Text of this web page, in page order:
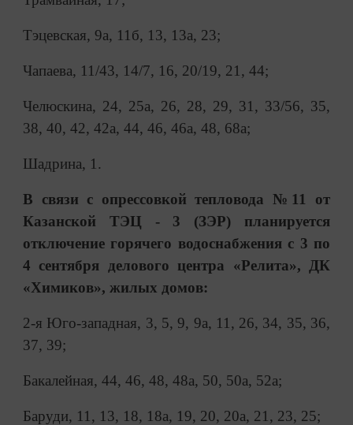
Тэцевская, 9а, 11б, 13, 13а, 23;
Чапаева, 11/43, 14/7, 16, 20/19, 21, 44;
Челюскина, 24, 25а, 26, 28, 29, 31, 33/56, 35,
38, 40, 42, 42а, 44, 46, 46а, 48, 68а;
Шадрина, 1.
В связи с опрессовкой тепловода №11 от
Казанской ТЭЦ - 3 (ЗЭР) планируется
отключение горячего водоснабжения с 3 по
4 сентября делового центра «Релита», ДК
«Химиков», жилых домов:
2-я Юго-западная, 3, 5, 9, 9а, 11, 26, 34, 35, 36,
37, 39;
Бакалейная, 44, 46, 48, 48а, 50, 50а, 52а;
Баруди, 11, 13, 18, 18а, 19, 20, 20а, 21, 23, 25;